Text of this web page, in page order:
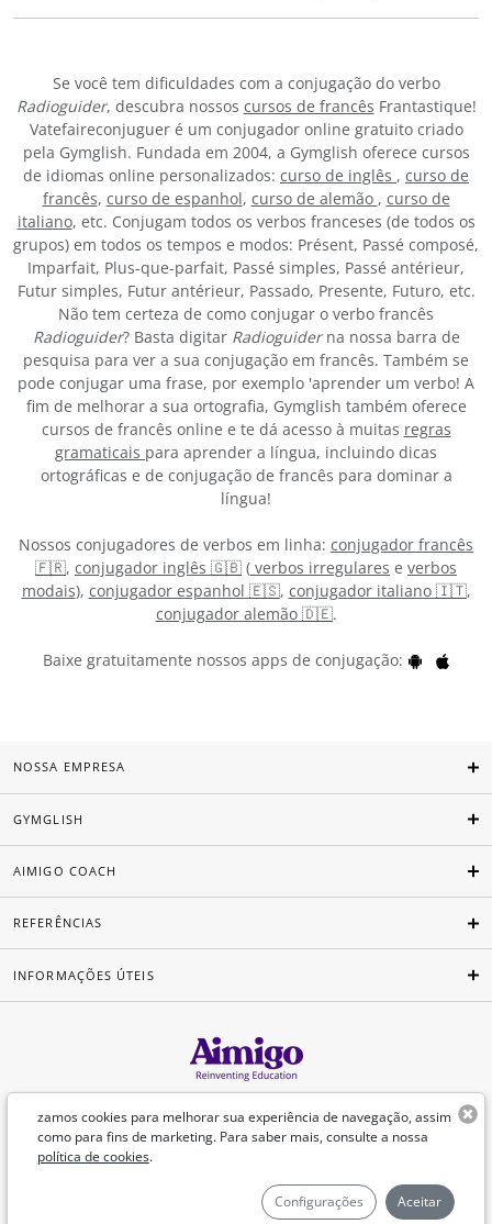
Se você tem dificuldades com a conjugação do verbo
Radioguider, descubra nossos cursos de francês Frantastique!
Vatefaireconjuguer é um conjugador online gratuito criado
pela Gymglish. Fundada em 2004, a Gymglish oferece cursos
de idiomas online personalizados: curso de inglês , curso de
francês, curso de espanhol, curso de alemão , curso de
italiano, etc. Conjugam todos os verbos franceses (de todos os
grupos) em todos os tempos e modos: Présent, Passé composé,
Imparfait, Plus-que-parfait, Passé simples, Passé antérieur,
Futur simples, Futur antérieur, Passado, Presente, Futuro, etc.
Não tem certeza de como conjugar o verbo francês
Radioguider? Basta digitar Radioguiderna nossa barra de
pesquisa para ver a sua conjugação em francês. Também se
pode conjugar uma frase, por exemplo 'aprender um verbo! A
fim de melhorar a sua ortografia, Gymglish também oferece
cursos de francês online e te dá acesso à muitas regras
gramaticais para aprender a língua, incluindo dicas
ortográficas e de conjugação de francês para dominar a
língua!
Nossos conjugadores de verbos em linha: conjugador francês
🇫🇷, conjugador inglês 🇬🇧 ( verbos irregulares e verbos
modais), conjugador espanhol 🇪🇸, conjugador italiano 🇮🇹,
conjugador alemão 🇩🇪.
Baixe gratuitamente nossos apps de conjugação:
zamos cookies para melhorar sua experiência de navegação, assim
como para fins de marketing. Para saber mais, consulte a nossa
política de cookies.
Configurações Aceitar
NOSSA EMPRESA
GYMGLISH
AIMIGO COACH
REFERÊNCIAS
INFORMAÇÕES ÚTEIS
Português